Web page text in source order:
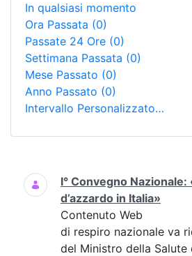
In qualsiasi momento
Ora Passata (0)
Passate 24 Ore (0)
Settimana Passata (0)
Mese Passato (0)
Anno Passato (0)
Intervallo Personalizzato…
Ricerca
I° Convegno Nazionale:
d’azzardo in Italia»
Contenuto Web
di respiro nazionale va
del Ministro della Salute